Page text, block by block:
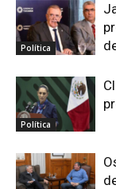
Política
Política